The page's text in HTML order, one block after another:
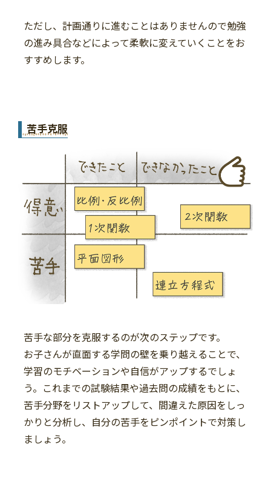
ただし、計画通りに進むことはありませんので勉強
の進み具合などによって柔軟に変えていくことをお
すすめします。
苦手克服
苦手な部分を克服するのが次のステップです。
お子さんが直面する学問の壁を乗り越えることで、
学習のモチベーションや自信がアップするでしょ
う。これまでの試験結果や過去問の成績をもとに、
苦手分野をリストアップして、間違えた原因をしっ
かりと分析し、自分の苦手をピンポイントで対策し
ましょう。